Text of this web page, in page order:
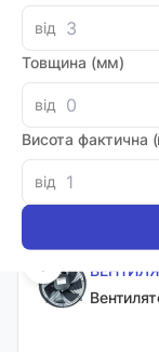
від
Товщина (мм)
від
Висота фактична
від
8231.60 грн